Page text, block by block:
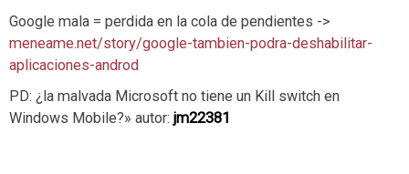
Google mala = perdida en la cola de pendientes ->
meneame.net/story/google-tambien-podra-deshabilitar-
aplicaciones-androd
PD: ¿la malvada Microsoft no tiene un Kill switch en
Windows Mobile?» autor: jm22381